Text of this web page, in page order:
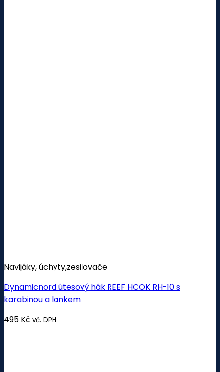
Navijáky, úchyty,zesilovače
Dynamicnord útesový hák REEF HOOK RH-10 s
karabinou a lankem
495 Kč vč. DPH